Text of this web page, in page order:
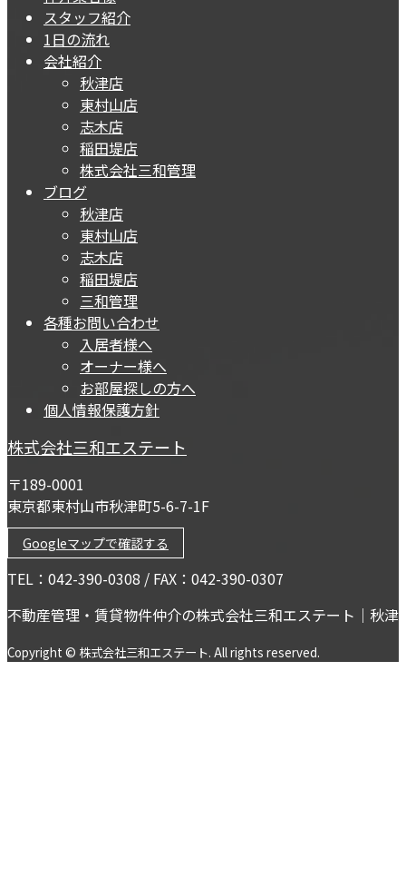
スタッフ紹介
1日の流れ
会社紹介
秋津店
東村山店
志木店
稲田堤店
株式会社三和管理
ブログ
秋津店
東村山店
志木店
稲田堤店
三和管理
各種お問い合わせ
入居者様へ
オーナー様へ
お部屋探しの方へ
個人情報保護方針
株式会社三和エステート
〒189-0001
東京都東村山市秋津町5-6-7-1F
Googleマップで確認する
TEL：042-390-0308 / FAX：042-390-0307
不動産管理・賃貸物件仲介の株式会社三和エステート｜秋
Copyright © 株式会社三和エステート. All rights reserved.